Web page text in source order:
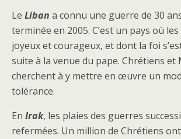
Le Liban a connu une guerre de 30
terminée en 2005. C’est un pays où
joyeux et courageux, et dont la foi
suite à la venue du pape. Chrétiens et
cherchent à y mettre en œuvre un
tolérance.
En Irak, les plaies des guerres
refermées. Un million de Chrétiens